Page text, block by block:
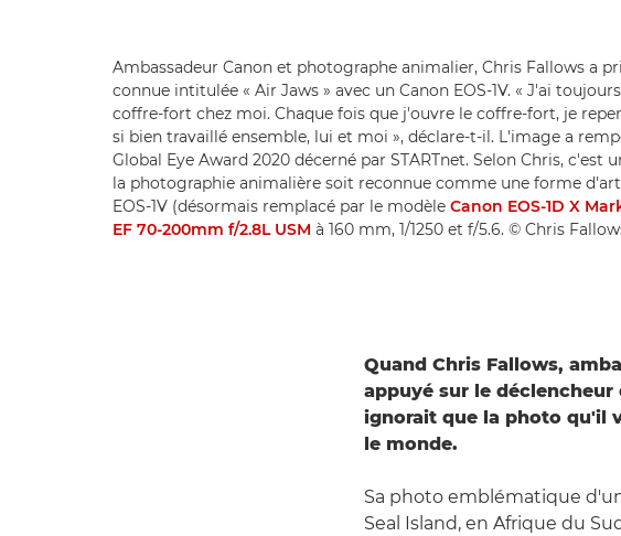
Ambassadeur Canon et photographe animalier, Chris Fallows a
connue intitulée « Air Jaws » avec un Canon EOS-1V. « J'ai
coffre-fort chez moi. Chaque fois que j'ouvre le coffre-fort, je
si bien travaillé ensemble, lui et moi », déclare-t-il. L'image a
Global Eye Award 2020 décerné par STARTnet. Selon Chris, c'est
la photographie animalière soit reconnue comme une forme
EOS-1V (désormais remplacé par le modèle Canon EOS-1D X
EF 70-200mm f/2.8L USM à 160 mm, 1/1250 et f/5.6. © Chris
Quand Chris Fallows,
appuyé sur le
ignorait que la photo qu'il
le monde.
Sa photo emblématique
Seal Island, en Afrique du